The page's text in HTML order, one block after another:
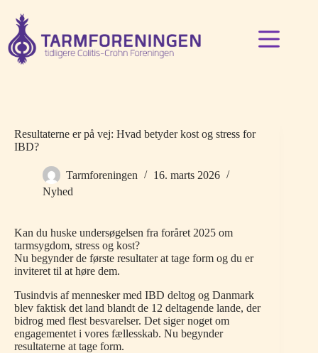
indhold
Resultaterne er på vej: Hvad betyder kost og stress for
IBD?
Tarmforeningen
16. marts 2026
Nyhed
Kan du huske undersøgelsen fra foråret 2025 om
tarmsygdom, stress og kost?
Nu begynder de første resultater at tage form og du er
inviteret til at høre dem.
Tusindvis af mennesker med IBD deltog og Danmark
blev faktisk det land blandt de 12 deltagende lande, der
bidrog med flest besvarelser. Det siger noget om
engagementet i vores fællesskab. Nu begynder
resultaterne at tage form.